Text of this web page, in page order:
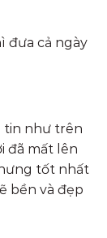
đưa cả ngày
tin như trên
đã mất lên
tốt nhất
bền và đẹp